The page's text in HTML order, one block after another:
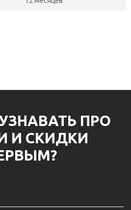
ПРО
И СКИДКИ